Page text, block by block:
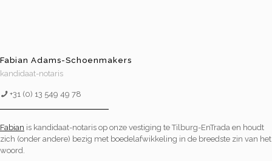
Fabian Adams-Schoenmakers
kandidaat-notaris
+31 (0) 13 549 49 78
Fabian is kandidaat-notaris op onze vestiging te Tilburg-EnTrada en houdt
zich (onder andere) bezig met boedelafwikkeling in de breedste zin van het
woord.